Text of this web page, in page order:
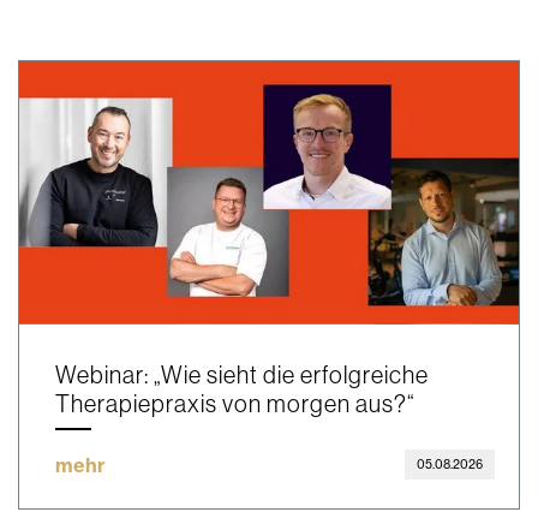
Webinar: „Wie sieht die erfolgreiche
Therapiepraxis von morgen aus?“
mehr 05.08.2026